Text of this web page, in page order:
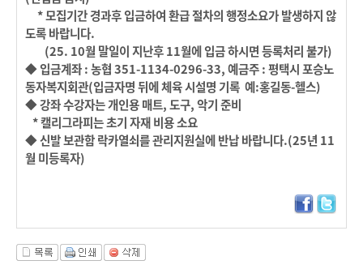
* 모집기간 경과후 입금하여 환급 절차의 행정소요가 발생하지 않
도록 바랍니다.
(25. 10월 말일이 지난후 11월에 입금 하시면등록처리 불가)
◆ 입금계좌 : 농협 351-1134-0296-33, 예금주 : 평택시 포승노
동자복지회관(입금자명 뒤에 체육 시설명 기록 예:홍길동-헬스)
◆강좌 수강자는 개인용 매트, 도구, 악기 준비
* 캘리그라피는 초기 자재 비용 소요
◆ 신발 보관함 락카열쇠를 관리지원실에 반납 바랍니다.(25년 11
월 미등록자)